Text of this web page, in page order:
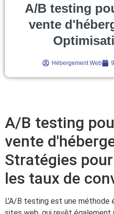
A/B testing
vente
Hébergement Web
A/B testing
vente
Stratégies
les taux de
L'A/B testing est une méthode